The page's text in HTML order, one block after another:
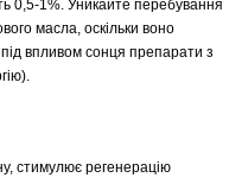
0,5-1%. Уникайте перебування
масла, оскільки воно
впливом сонця препарати з
стимулює регенерацію